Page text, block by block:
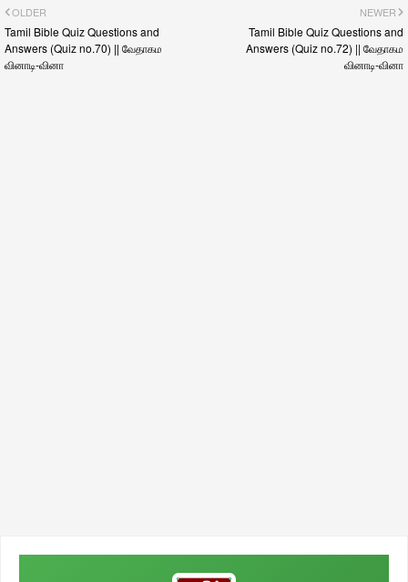
NEWER
Tamil Bible Quiz Questions and
Answers (Quiz no.72) || வேதாகம
வினாடி-வினா
OLDER
Tamil Bible Quiz Questions and
Answers (Quiz no.70) || வேதாகம
வினாடி-வினா